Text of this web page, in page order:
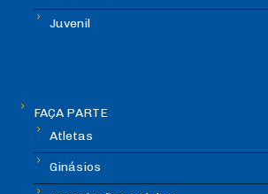
Juvenil
FAÇA PARTE
Atletas
Ginásios